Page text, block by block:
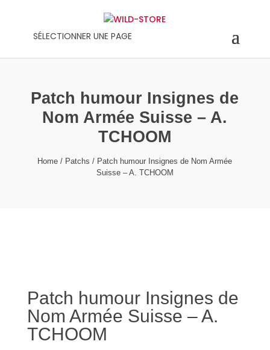
SÉLECTIONNER UNE PAGE
Patch humour Insignes de
Nom Armée Suisse – A.
TCHOOM
Home / Patchs / Patch humour Insignes de Nom Armée
Suisse – A. TCHOOM
Patch humour Insignes de
Nom Armée Suisse – A.
TCHOOM